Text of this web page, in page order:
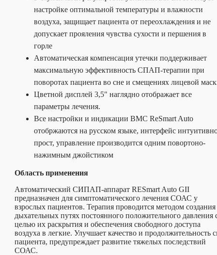
настройке оптимальной температуры и влажности
воздуха, защищает пациента от переохлаждения и не
допускает прояления чувства сухости и першения в
горле
Автоматическая компенсация утечки поддерживает
максимальную эффективность СПАП-терапии при
поворотах пациента во сне и смещениях лицевой
Цветной дисплей 3,5" наглядно отображает все
параметры лечения.
Все настройки и индикации BMC ReSmart Auto
отобржаются на русском языке, интерфейс
прост, управление производится одним повортоно-
нажимным джойстиком
Область применения
Автоматический СИПАП-аппарат RESmart Auto GII
предназначен для симптоматического лечения СОАС у
взрослых пациентов. Терапия проводится методом создания
дыхательных путях постоянного положительного давления
целью их раскрытия и обеспечения свободного доступа
воздуха в легкие. Улучшает качество и продолжительность
пациента, предупреждает развитие тяжелых последствий
СОАС.